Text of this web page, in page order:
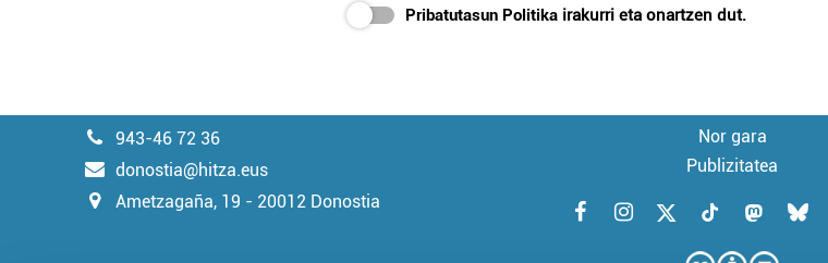
Pribatutasun Politika irakurri eta onartzen dut.
943-46 72 36
donostia@hitza.eus
Ametzagaña, 19 - 20012 Donostia
Nor gara
Publizitatea